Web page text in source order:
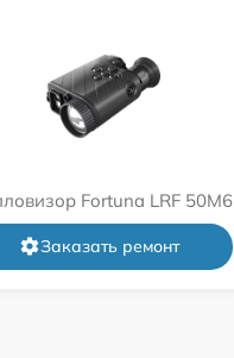
Fortuna LRF 50M6
Заказать ремонт